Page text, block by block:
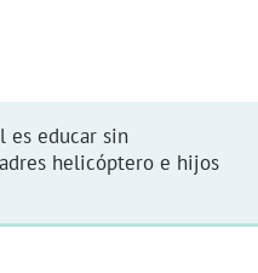
es educar sin
helicóptero e hijos